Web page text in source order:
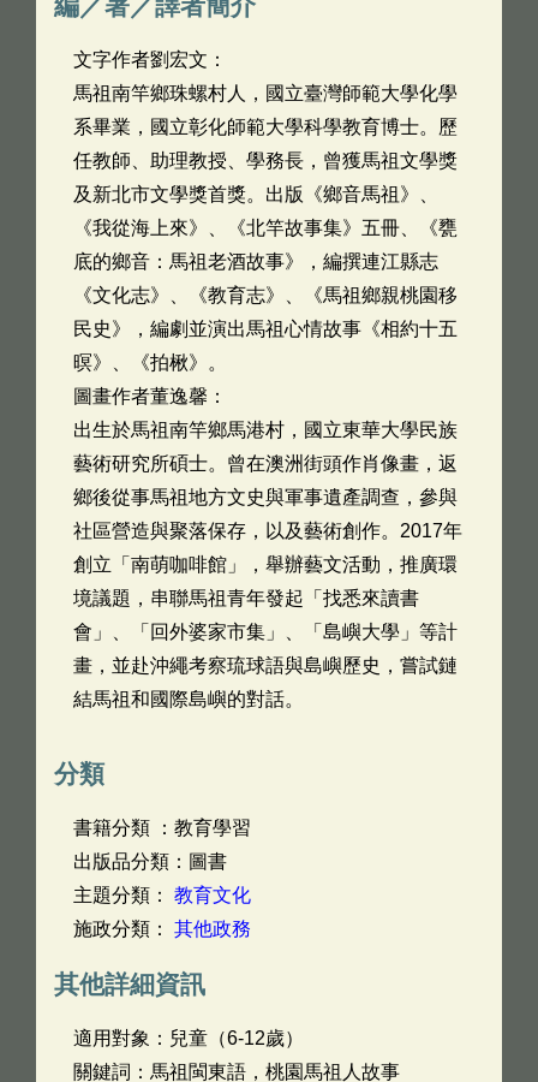
文字作者劉宏文：
馬祖南竿鄉珠螺村人，國立臺灣師範大學化學
系畢業，國立彰化師範大學科學教育博士。歷
任教師、助理教授、學務長，曾獲馬祖文學獎
及新北市文學獎首獎。出版《鄉音馬祖》、
《我從海上來》、《北竿故事集》五冊、《甕
底的鄉音：馬祖老酒故事》，編撰連江縣志
《文化志》、《教育志》、《馬祖鄉親桃園移
民史》，編劇並演出馬祖心情故事《相約十五
暝》、《拍楸》。
圖畫作者董逸馨：
出生於馬祖南竿鄉馬港村，國立東華大學民族
藝術研究所碩士。曾在澳洲街頭作肖像畫，返
鄉後從事馬祖地方文史與軍事遺產調查，參與
社區營造與聚落保存，以及藝術創作。2017年
創立「南萌咖啡館」，舉辦藝文活動，推廣環
境議題，串聯馬祖青年發起「找悉來讀書
會」、「回外婆家市集」、「島嶼大學」等計
畫，並赴沖繩考察琉球語與島嶼歷史，嘗試鏈
結馬祖和國際島嶼的對話。
分類
書籍分類 ：教育學習
出版品分類：圖書
主題分類： 教育文化
施政分類： 其他政務
其他詳細資訊
適用對象：兒童（6-12歲）
關鍵詞：馬祖閩東語，桃園馬祖人故事